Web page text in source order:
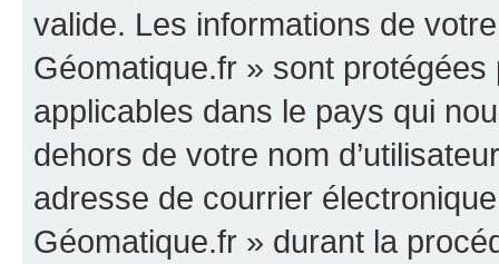
valide. Les informations de
Géomatique.fr » sont
applicables dans le pays qui
dehors de votre nom
adresse de courrier
Géomatique.fr » durant la